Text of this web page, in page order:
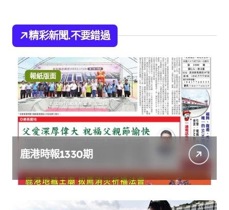
精彩新聞.不要錯過
報紙版面
鹿港時報1330期